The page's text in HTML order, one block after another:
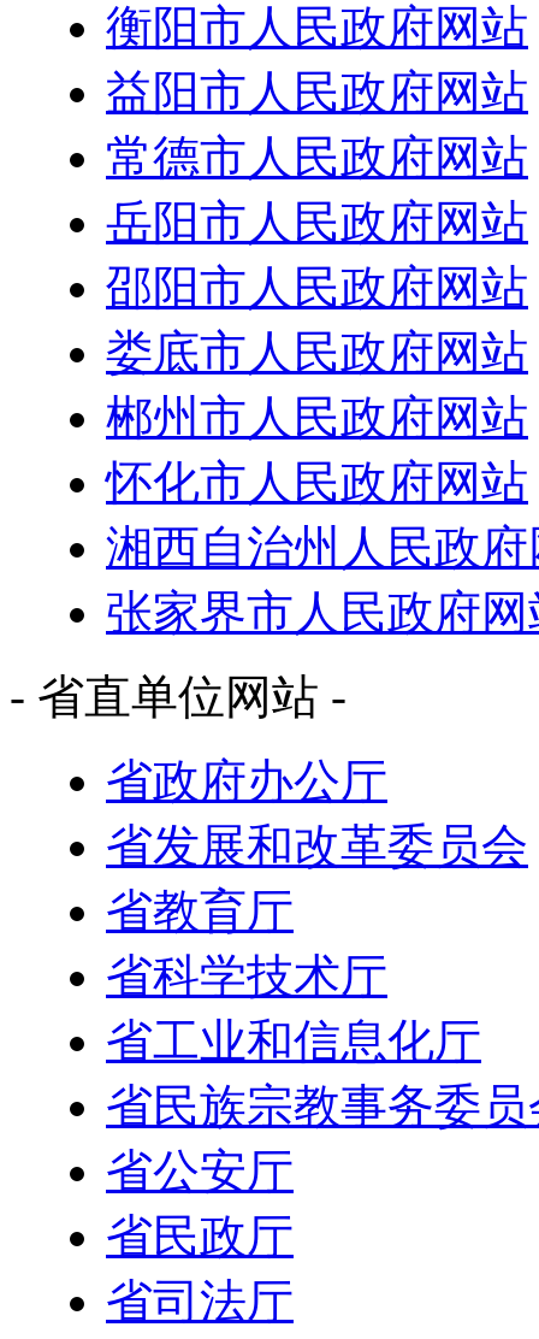
衡阳市人民政府网站
益阳市人民政府网站
常德市人民政府网站
岳阳市人民政府网站
邵阳市人民政府网站
娄底市人民政府网站
郴州市人民政府网站
怀化市人民政府网站
湘西自治州人民政
张家界市人民政府网
- 省直单位网站 -
省政府办公厅
省发展和改革委员会
省教育厅
省科学技术厅
省工业和信息化厅
省民族宗教事务委员
省公安厅
省民政厅
省司法厅